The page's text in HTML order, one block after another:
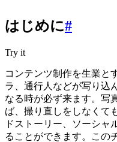
はじめに#
Try it
コンテンツ制作を生業と
ラ、通行人などが写り込
なる時が必ず来ます。写
ば、撮り直しをしなくて
ドストーリー、ソーシャ
ることができます。この